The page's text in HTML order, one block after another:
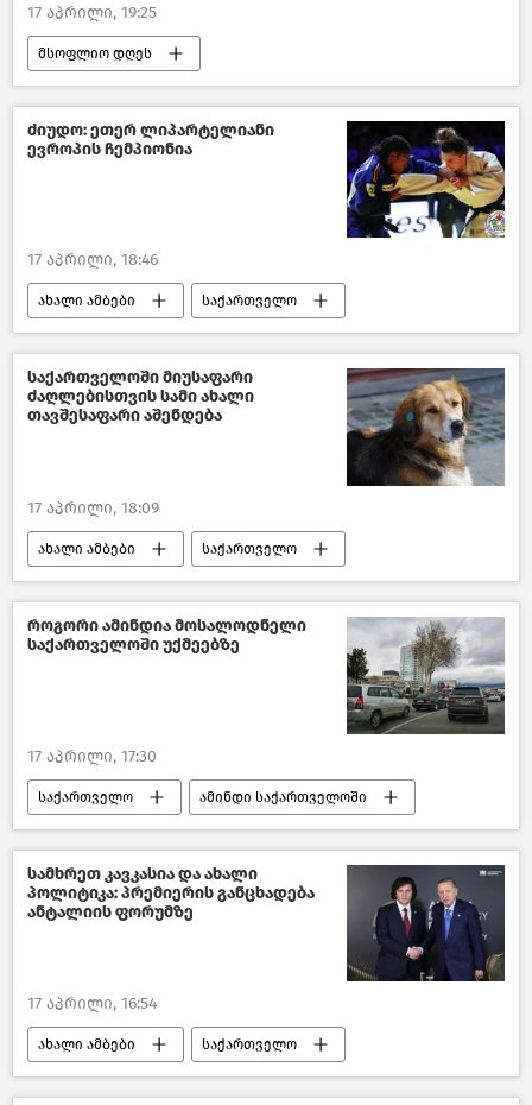
17 აპრილი, 19:25
მსოფლიო დღეს
მსოფლიოს ახალი ამბები აშშ
ირანი საწვავის ფასები
ძიუდო: ეთერ ლიპარტელიანი
ევროპის ჩემპიონია
17 აპრილი, 18:46
ახალი ამბები საქართველო
სპორტი
საქართველოში მიუსაფარი
ძაღლებისთვის სამი ახალი
თავშესაფარი აშენდება
17 აპრილი, 18:09
ახალი ამბები საქართველო
ცხოველთა დაცვა
სურსათის ეროვნული სააგენტო
როგორი ამინდია მოსალოდნელი
საქართველოში უქმეებზე
17 აპრილი, 17:30
საქართველო ამინდი საქართველოში
ამინდი თბილისში
გარემოს დაცვა და ეკოლოგია
გარემოს ეროვნული სააგენტო
სამხრეთ კავკასია და ახალი
პოლიტიკა: პრემიერის განცხადება
ანტალიის ფორუმზე
17 აპრილი, 16:54
ახალი ამბები საქართველო
თურქეთი